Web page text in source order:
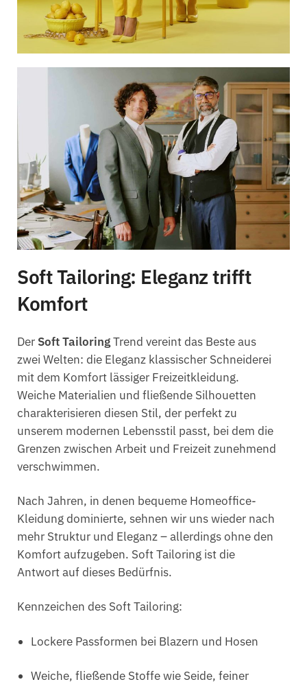
Soft Tailoring: Eleganz trifft
Komfort
Der Soft TailoringTrend vereint das Beste aus
zwei Welten: die Eleganz klassischer Schneiderei
mit dem Komfort lässiger Freizeitkleidung.
Weiche Materialien und fließende Silhouetten
charakterisieren diesen Stil, der perfekt zu
unserem modernen Lebensstil passt, bei dem die
Grenzen zwischen Arbeit und Freizeit zunehmend
verschwimmen.
Nach Jahren, in denen bequeme Homeoffice-
Kleidung dominierte, sehnen wir uns wieder nach
mehr Struktur und Eleganz – allerdings ohne den
Komfort aufzugeben. Soft Tailoring ist die
Antwort auf dieses Bedürfnis.
Kennzeichen des Soft Tailoring:
Lockere Passformen bei Blazern und Hosen
Weiche, fließende Stoffe wie Seide, feiner